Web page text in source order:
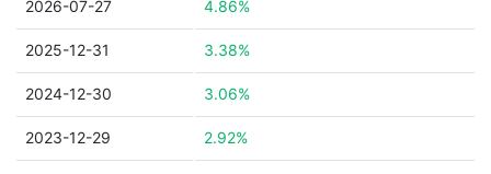
2026-07-27 4.86%
2025-12-31 3.38%
2024-12-30 3.06%
2023-12-29 2.92%